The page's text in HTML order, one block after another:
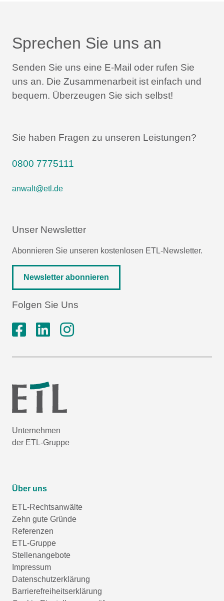
Sprechen Sie uns an
Senden Sie uns eine E-Mail oder rufen Sie
uns an. Die Zusammenarbeit ist einfach und
bequem. Überzeugen Sie sich selbst!
Sie haben Fragen zu unseren Leistungen?
0800 7775111
anwalt@etl.de
Unser Newsletter
Abonnieren Sie unseren kostenlosen ETL-Newsletter.
Newsletter abonnieren
Folgen Sie Uns
Unternehmen
der ETL-Gruppe
Über uns
ETL-Rechtsanwälte
Zehn gute Gründe
Referenzen
ETL-Gruppe
Stellenangebote
Impressum
Datenschutzerklärung
Barrierefreiheitserklärung